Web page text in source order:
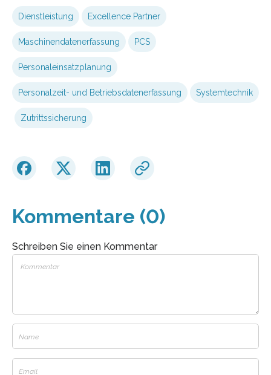
Dienstleistung Excellence Partner
Maschinendatenerfassung PCS
Personaleinsatzplanung
Personalzeit- und Betriebsdatenerfassung Systemtechnik
Zutrittssicherung
Kommentare (0)
Schreiben Sie einen Kommentar